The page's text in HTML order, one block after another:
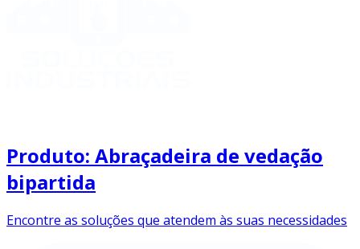
Produto: Abraçadeira de vedação
bipartida
Encontre as soluções que atendem às suas necessidades